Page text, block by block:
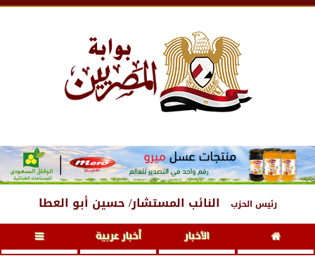
رئيس الحزب النائب المستشار/ حسين أبو العطا
الأخبار أخبار عربية